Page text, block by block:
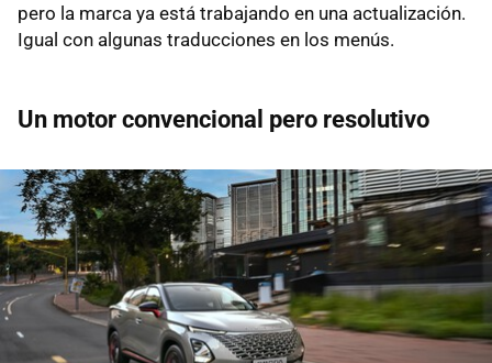
pero la marca ya está trabajando en una actualización.
Igual con algunas traducciones en los menús.
Un motor convencional pero resolutivo